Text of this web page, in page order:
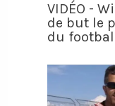
VIDÉO -
de but le
du